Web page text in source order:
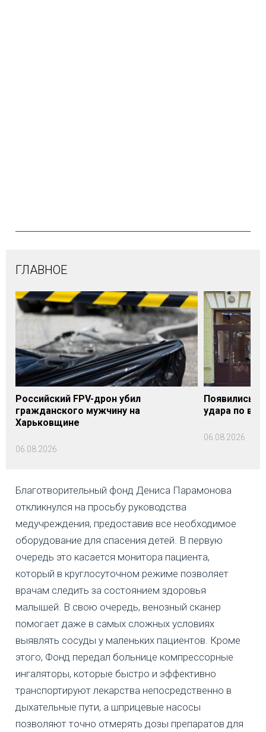
ГЛАВНОЕ
Российский FPV-дрон убил
гражданского мужчину на
Харьковщине
06.08.2026
Появились
удара по
06.08.2026
Благотворительный фонд Дениса Парамонова
откликнулся на просьбу руководства
медучреждения, предоставив все необходимое
оборудование для спасения детей. В первую
очередь это касается монитора пациента,
который в круглосуточном режиме позволяет
врачам следить за состоянием здоровья
малышей. В свою очередь, венозный сканер
помогает даже в самых сложных условиях
выявлять сосуды у маленьких пациентов. Кроме
этого, Фонд передал больнице компрессорные
ингаляторы, которые быстро и эффективно
транспортируют лекарства непосредственно в
дыхательные пути, а шприцевые насосы
позволяют точно отмерять дозы препаратов для